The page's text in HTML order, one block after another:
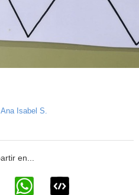
Ana Isabel S.